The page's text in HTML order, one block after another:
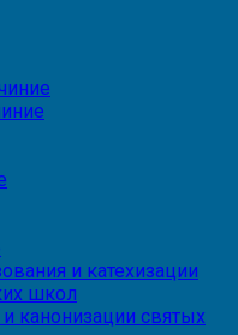
и катехизации
школ
канонизации святых